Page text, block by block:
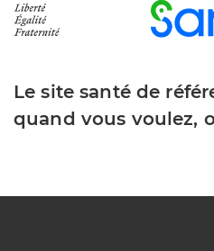
Le site santé de
quand vous voulez,